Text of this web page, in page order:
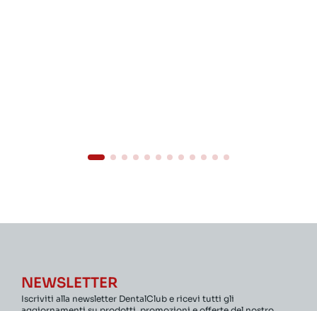
NEWSLETTER
Iscriviti alla newsletter DentalClub e ricevi tutti gli